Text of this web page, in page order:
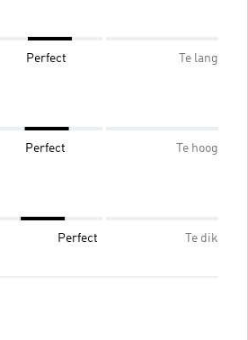
Perfect Te lang
Perfect Te hoog
Perfect Te dik